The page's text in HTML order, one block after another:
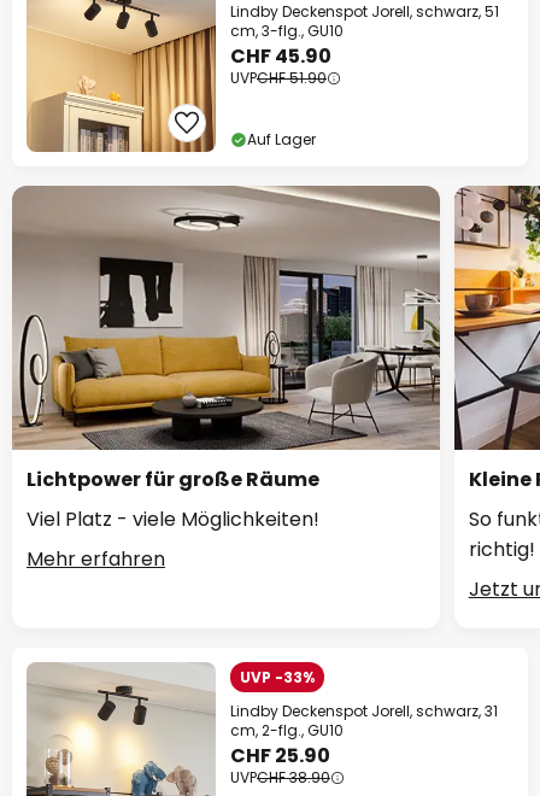
Lindby Deckenspot Jorell, schwarz, 51
cm, 3-flg., GU10
CHF 45.90
UVPCHF 51.90
Auf Lager
Lichtpower für große Räume
Viel Platz - viele Möglichkeiten!
Mehr erfahren
Kleine
So
richtig!
Jetzt
UVP -33%
Lindby Deckenspot Jorell, schwarz, 31
cm, 2-flg., GU10
CHF 25.90
UVPCHF 38.90